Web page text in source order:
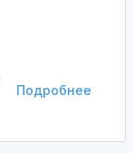
Подробнее